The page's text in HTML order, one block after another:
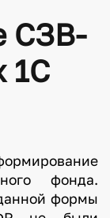
СЗВ-
1С
фонда.
формы